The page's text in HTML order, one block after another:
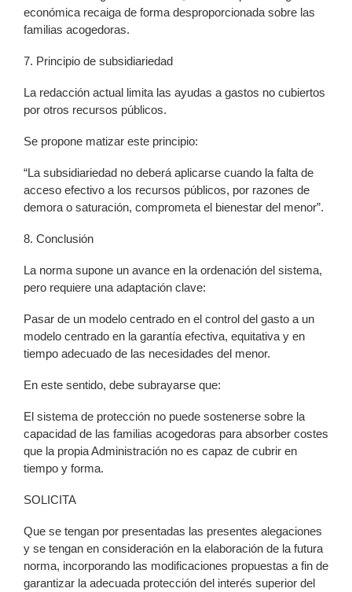
económica recaiga de forma desproporcionada sobre las
familias acogedoras.
7. Principio de subsidiariedad
La redacción actual limita las ayudas a gastos no cubiertos
por otros recursos públicos.
Se propone matizar este principio:
“La subsidiariedad no deberá aplicarse cuando la falta de
acceso efectivo a los recursos públicos, por razones de
demora o saturación, comprometa el bienestar del menor”.
8. Conclusión
La norma supone un avance en la ordenación del sistema,
pero requiere una adaptación clave:
Pasar de un modelo centrado en el control del gasto a un
modelo centrado en la garantía efectiva, equitativa y en
tiempo adecuado de las necesidades del menor.
En este sentido, debe subrayarse que:
El sistema de protección no puede sostenerse sobre la
capacidad de las familias acogedoras para absorber costes
que la propia Administración no es capaz de cubrir en
tiempo y forma.
SOLICITA
Que se tengan por presentadas las presentes alegaciones
y se tengan en consideración en la elaboración de la futura
norma, incorporando las modificaciones propuestas a fin de
garantizar la adecuada protección del interés superior del